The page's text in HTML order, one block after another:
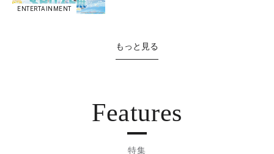
ENTERTAINMENT
もっと見る
Features
特集